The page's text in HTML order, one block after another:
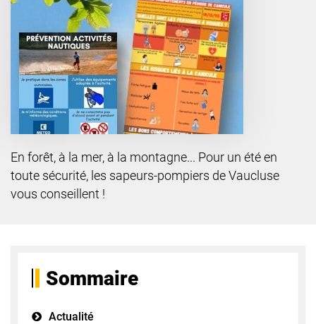
En forêt, à la mer, à la montagne... Pour un été en
toute sécurité, les sapeurs-pompiers de Vaucluse
vous conseillent !
Sommaire
Actualité